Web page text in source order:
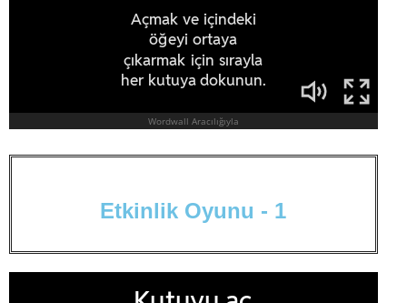
Etkinlik Oyunu - 1